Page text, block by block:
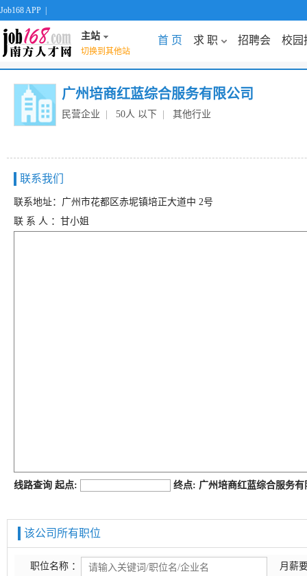
Job168 APP
主站
切换到其他站
首 页 求 职 招聘会 校园
广州培商红蓝综合服务有限公司
民营企业 50人 以下 其他行业
联系我们
联系地址：广州市花都区赤坭镇培正大道中 2号
联 系 人 ：甘小姐
线路查询 起点: 终点: 广州培商红蓝综合服务
该公司所有职位
职位名称 ： 月薪